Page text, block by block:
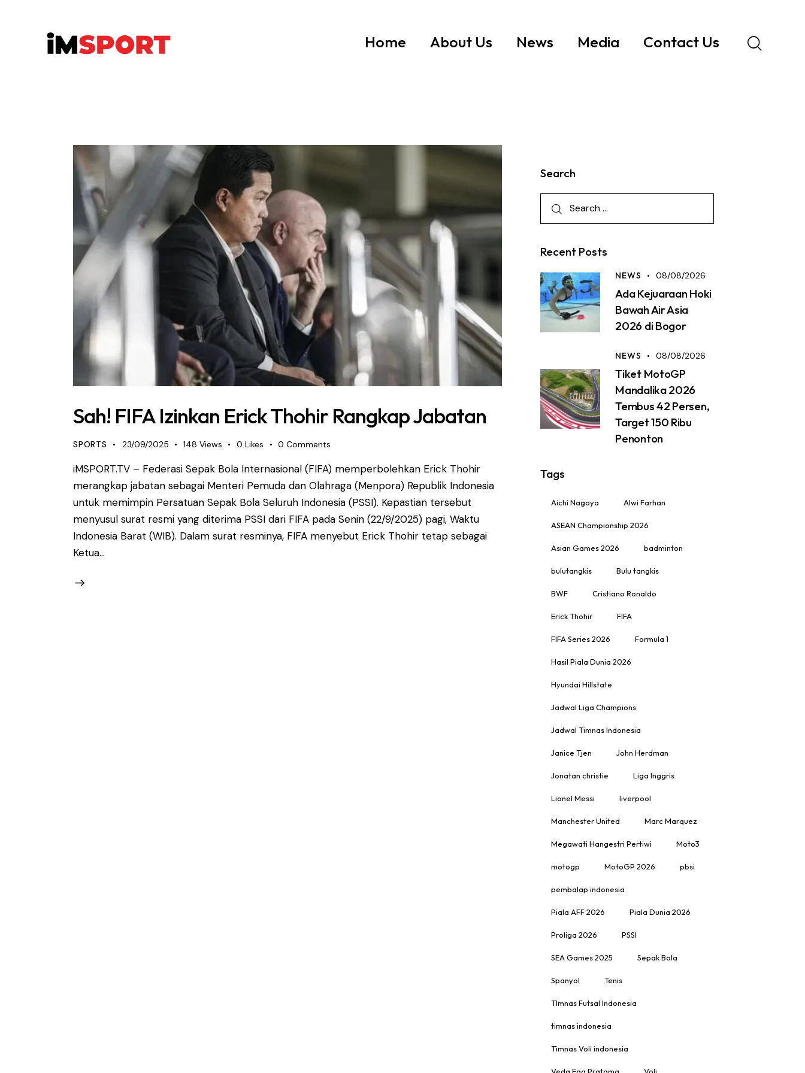
Home About Us News Media Contact Us
Sah! FIFA Izinkan Erick Thohir Rangkap Jabatan
SPORTS 23/09/2025 148 Views 0 Likes 0 Comments
iMSPORT.TV – Federasi Sepak Bola Internasional (FIFA) memperbolehkan Erick Thohir
merangkap jabatan sebagai Menteri Pemuda dan Olahraga (Menpora) Republik Indonesia
untuk memimpin Persatuan Sepak Bola Seluruh Indonesia (PSSI). Kepastian tersebut
menyusul surat resmi yang diterima PSSI dari FIFA pada Senin (22/9/2025) pagi, Waktu
Indonesia Barat (WIB). Dalam surat resminya, FIFA menyebut Erick Thohir tetap sebagai
Ketua…
Search
Recent Posts
NEWS 08/08/2026
Ada Kejuaraan Hoki
Bawah Air Asia
2026 di Bogor
NEWS 08/08/2026
Tiket MotoGP
Mandalika 2026
Tembus 42 Persen,
Target 150 Ribu
Penonton
Tags
Aichi Nagoya Alwi Farhan
ASEAN Championship 2026
Asian Games 2026 badminton
bulutangkis Bulu tangkis
BWF Cristiano Ronaldo
Erick Thohir FIFA
FIFA Series 2026 Formula 1
Hasil Piala Dunia 2026
Hyundai Hillstate
Jadwal Liga Champions
Jadwal Timnas Indonesia
Janice Tjen John Herdman
Jonatan christie Liga Inggris
Lionel Messi liverpool
Manchester United Marc Marquez
Megawati Hangestri Pertiwi Moto3
motogp MotoGP 2026 pbsi
pembalap indonesia
Piala AFF 2026 Piala Dunia 2026
Proliga 2026 PSSI
SEA Games 2025 Sepak Bola
Spanyol Tenis
TImnas Futsal Indonesia
timnas indonesia
Timnas Voli indonesia
Veda Ega Pratama Voli